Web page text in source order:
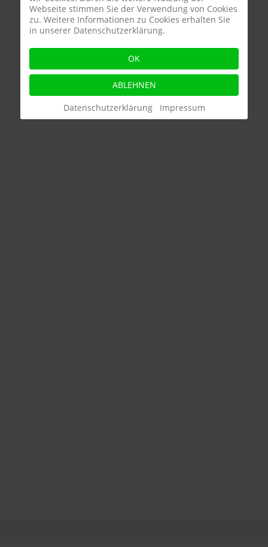
Webseite stimmen Sie der Verwendung von Cookies
zu. Weitere Informationen zu Cookies erhalten Sie
in unserer Datenschutzerklärung.
OK
ABLEHNEN
Datenschutzerklärung
Impressum